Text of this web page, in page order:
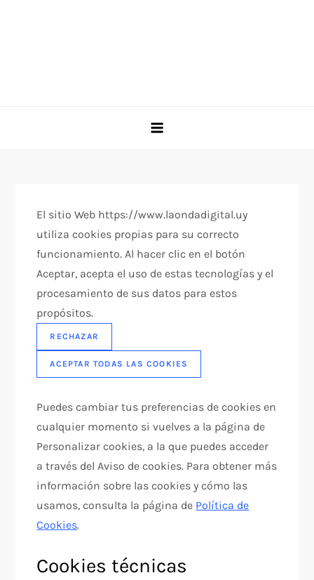
El sitio Web https://www.laondadigital.uy
utiliza cookies propias para su correcto
funcionamiento. Al hacer clic en el botón
Aceptar, acepta el uso de estas tecnologías y el
procesamiento de sus datos para estos
propósitos.
RECHAZAR
ACEPTAR TODAS LAS COOKIES
Puedes cambiar tus preferencias de cookies en
cualquier momento si vuelves a la página de
Personalizar cookies, a la que puedes acceder
a través del Aviso de cookies. Para obtener más
información sobre las cookies y cómo las
usamos, consulta la página de Política de
Cookies.
Cookies técnicas